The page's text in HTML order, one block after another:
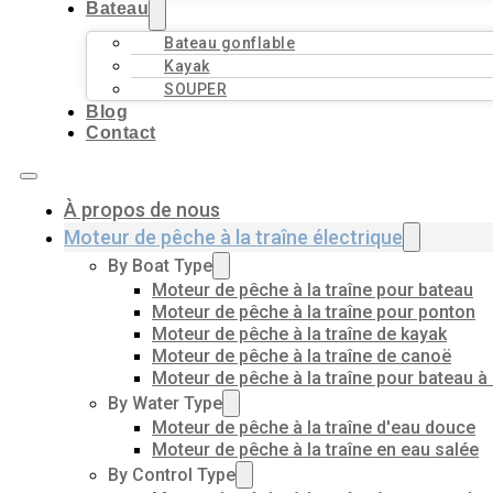
Bateau
Bateau gonflable
Kayak
SOUPER
Blog
Contact
À propos de nous
Moteur de pêche à la traîne électrique
By Boat Type
Moteur de pêche à la traîne pour bateau
Moteur de pêche à la traîne pour ponton
Moteur de pêche à la traîne de kayak
Moteur de pêche à la traîne de canoë
Moteur de pêche à la traîne pour bateau à
By Water Type
Moteur de pêche à la traîne d'eau douce
Moteur de pêche à la traîne en eau salée
By Control Type